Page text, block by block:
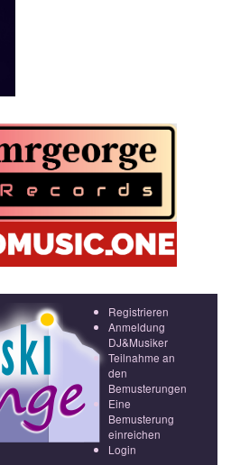
Registrieren
Anmeldung
DJ&Musiker
Teilnahme an
den
Bemusterungen
Eine
Bemusterung
einreichen
Login